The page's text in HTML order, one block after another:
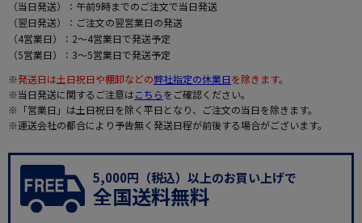
（当日発送）：午前9時までのご注文で当日発送
（翌日発送）：ご注文の翌営業日の発送
（4営業日）：2～4営業日で発送予定
（5営業日）：3～5営業日で発送予定
※発送日は土日祝日や棚卸などの弊社指定の休業日を除きます。
※当日発送に関するご注意はこちらをご確認ください。
※「営業日」は土日祝日を除く平日となり、ご注文の当日を除きます。
※運送会社の都合により予告無く発送日程が前後する場合がございます。
5,000円（税込）以上のお買い上げで
全国送料無料